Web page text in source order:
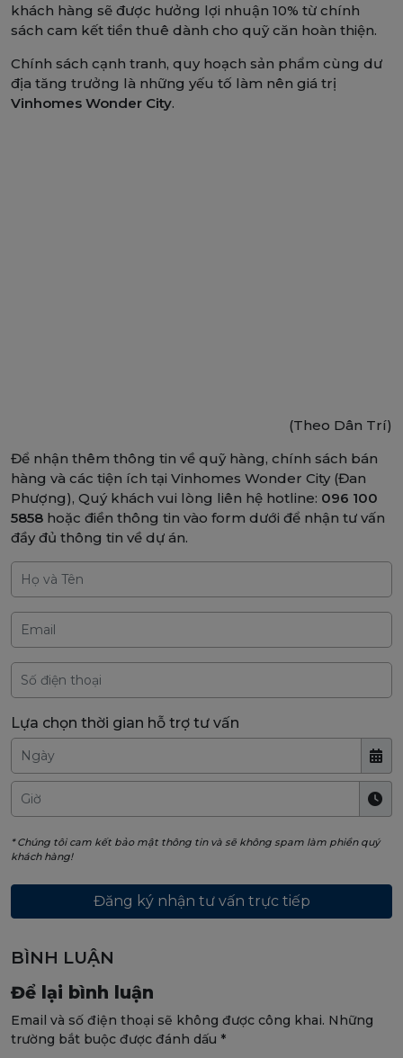
khách hàng sẽ được hưởng lợi nhuận 10% từ chính
sách cam kết tiền thuê dành cho quỹ căn hoàn thiện.
Chính sách cạnh tranh, quy hoạch sản phẩm cùng dư
địa tăng trưởng là những yếu tố làm nên giá trị
Vinhomes Wonder City.
(Theo Dân Trí)
Để nhận thêm thông tin về quỹ hàng, chính sách bán
hàng và các tiện ích tại Vinhomes Wonder City (Đan
Phượng), Quý khách vui lòng liên hệ hotline: 096 100
5858 hoặc điền thông tin vào form dưới để nhận tư vấn
đầy đủ thông tin về dự án.
Lựa chọn thời gian hỗ trợ tư vấn
* Chúng tôi cam kết bảo mật thông tin và sẽ không spam làm phiền quý
khách hàng!
BÌNH LUẬN
Để lại bình luận
Email và số điện thoại sẽ không được công khai. Những
trường bắt buộc được đánh dấu *